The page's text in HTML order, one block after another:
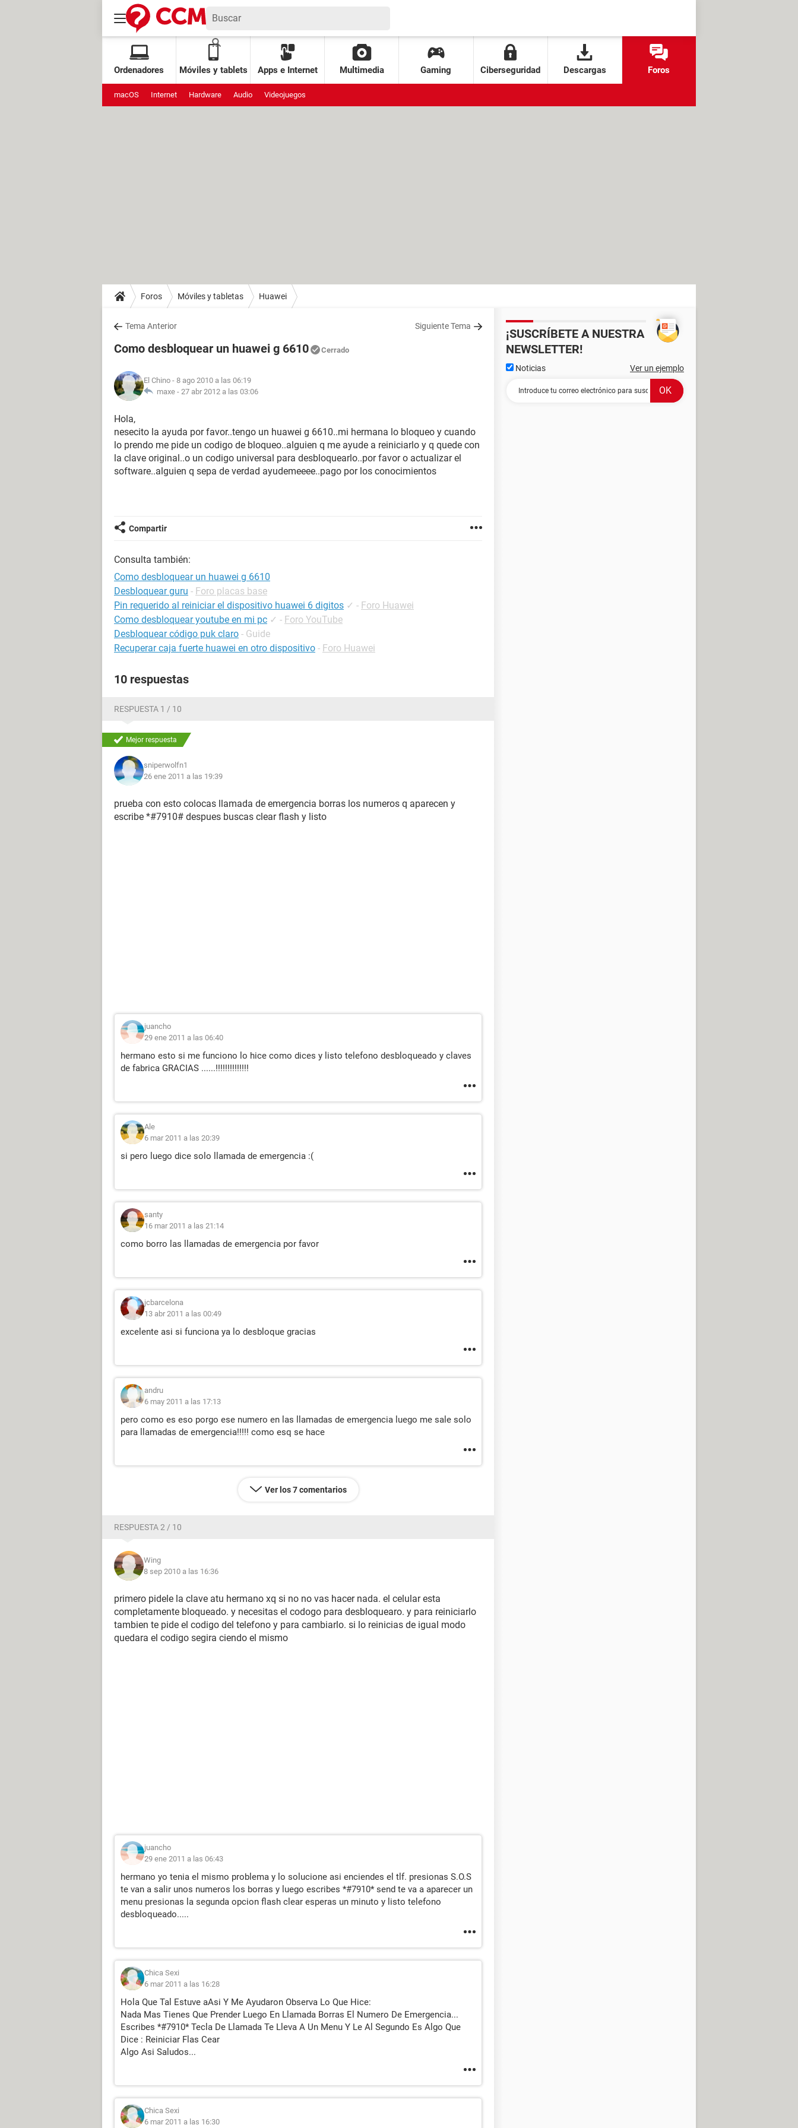
Ordenadores Móviles y tablets Apps e Internet Multimedia Gaming Ciberseguridad Descargas Foros
macOS Internet Hardware Audio Videojuegos
Foros Móviles y tabletas Huawei
Tema Anterior Siguiente Tema
Como desbloquear un huawei g 6610 Cerrado
El Chino - 8 ago 2010 a las 06:19
maxe - 27 abr 2012 a las 03:06
Hola,
nesecito la ayuda por favor..tengo un huawei g 6610..mi hermana lo bloqueo y cuando
lo prendo me pide un codigo de bloqueo..alguien q me ayude a reiniciarlo y q quede con
la clave original..o un codigo universal para desbloquearlo..por favor o actualizar el
software..alguien q sepa de verdad ayudemeeee..pago por los conocimientos
Compartir
Consulta también:
Como desbloquear un huawei g 6610
Desbloquear guru - Foro placas base
Pin requerido al reiniciar el dispositivo huawei 6 digitos ✓ - Foro Huawei
Como desbloquear youtube en mi pc ✓ - Foro YouTube
Desbloquear código puk claro - Guide
Recuperar caja fuerte huawei en otro dispositivo - Foro Huawei
10 respuestas
RESPUESTA 1 / 10
Mejor respuesta
sniperwolfn1
26 ene 2011 a las 19:39
prueba con esto colocas llamada de emergencia borras los numeros q aparecen y
escribe *#7910# despues buscas clear flash y listo
juancho
29 ene 2011 a las 06:40
hermano esto si me funciono lo hice como dices y listo telefono desbloqueado y claves
de fabrica GRACIAS ......!!!!!!!!!!!!!!
Ale
6 mar 2011 a las 20:39
si pero luego dice solo llamada de emergencia :(
santy
16 mar 2011 a las 21:14
como borro las llamadas de emergencia por favor
jcbarcelona
13 abr 2011 a las 00:49
excelente asi si funciona ya lo desbloque gracias
andru
6 may 2011 a las 17:13
pero como es eso porgo ese numero en las llamadas de emergencia luego me sale solo
para llamadas de emergencia!!!!! como esq se hace
Ver los 7 comentarios
RESPUESTA 2 / 10
Wing
8 sep 2010 a las 16:36
primero pidele la clave atu hermano xq si no no vas hacer nada. el celular esta
completamente bloqueado. y necesitas el codogo para desbloquearo. y para reiniciarlo
tambien te pide el codigo del telefono y para cambiarlo. si lo reinicias de igual modo
quedara el codigo segira ciendo el mismo
juancho
29 ene 2011 a las 06:43
hermano yo tenia el mismo problema y lo solucione asi enciendes el tlf. presionas S.O.S
te van a salir unos numeros los borras y luego escribes *#7910* send te va a aparecer un
menu presionas la segunda opcion flash clear esperas un minuto y listo telefono
desbloqueado.....
Chica Sexi
6 mar 2011 a las 16:28
Hola Que Tal Estuve aAsi Y Me Ayudaron Observa Lo Que Hice:
Nada Mas Tienes Que Prender Luego En Llamada Borras El Numero De Emergencia...
Escribes *#7910* Tecla De Llamada Te Lleva A Un Menu Y Le Al Segundo Es Algo Que
Dice : Reiniciar Flas Cear
Algo Asi Saludos...
Chica Sexi
6 mar 2011 a las 16:30
¡SUSCRÍBETE A NUESTRA
NEWSLETTER!
Noticias Ver un ejemplo